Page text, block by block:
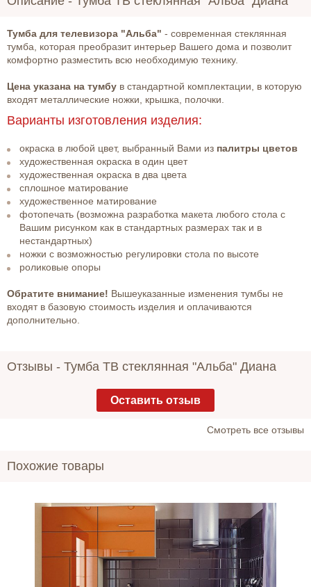
Тумба для телевизора "Альба" - современная стеклянная
тумба, которая преобразит интерьер Вашего дома и позволит
комфортно разместить всю необходимую технику.
Цена указана на тумбу в стандартной комплектации, в которую
входят металлические ножки, крышка, полочки.
Варианты изготовления изделия:
окраска в любой цвет, выбранный Вами из палитры цветов
художественная окраска в один цвет
художественная окраска в два цвета
сплошное матирование
художественное матирование
фотопечать (возможна разработка макета любого стола с
Вашим рисунком как в стандартных размерах так и в
нестандартных)
ножки с возможностью регулировки стола по высоте
роликовые опоры
Обратите внимание! Вышеуказанные изменения тумбы не
входят в базовую стоимость изделия и оплачиваются
дополнительно.
Отзывы - Тумба ТВ стеклянная "Альба" Диана
Оставить отзыв
Cмотреть все отзывы
Похожие товары